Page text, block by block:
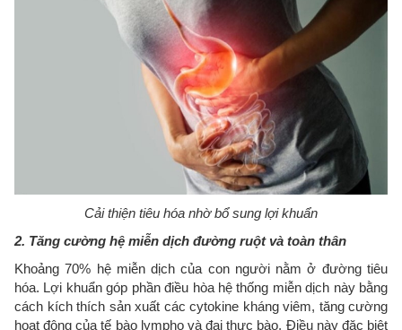
Cải thiện tiêu hóa nhờ bổ sung lợi khuẩn
2. Tăng cường hệ miễn dịch đường ruột và toàn thân
Khoảng 70% hệ miễn dịch của con người nằm ở đường tiêu
hóa. Lợi khuẩn góp phần điều hòa hệ thống miễn dịch này bằng
cách kích thích sản xuất các cytokine kháng viêm, tăng cường
hoạt động của tế bào lympho và đại thực bào. Điều này đặc biệt